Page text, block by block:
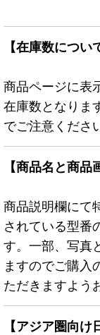
【在庫数につい
商品ページに表
在庫数となりま
でご注意くださ
【商品名と商品
商品説明欄にて
されている型番
す。一部、写真
ますのでご購入
ただきますよう
【アジア圏向け